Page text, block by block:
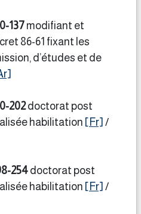
137 modifiant et
86-61 fixant les
d’études et de
202doctorat post
habilitation [Fr] /
254 doctorat post
habilitation [Fr] /